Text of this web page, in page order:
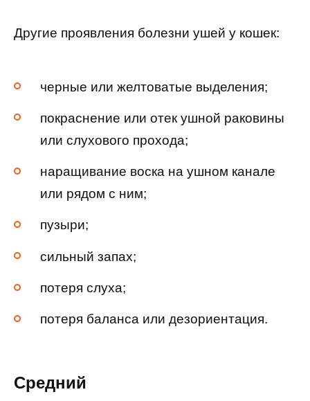
Другие проявления болезни ушей у кошек:
черные или желтоватые выделения;
покраснение или отек ушной раковины
или слухового прохода;
наращивание воска на ушном канале
или рядом с ним;
пузыри;
сильный запах;
потеря слуха;
потеря баланса или дезориентация.
Средний